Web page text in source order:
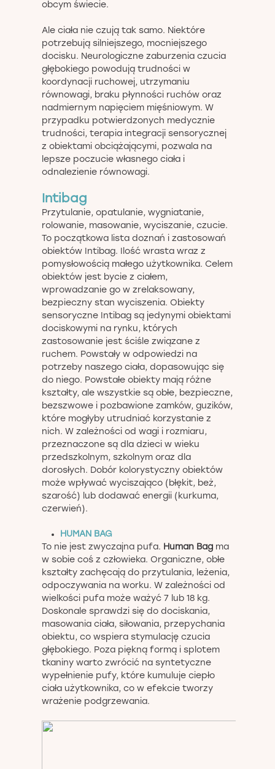
obcym świecie.
Ale ciała nie czują tak samo. Niektóre
potrzebują silniejszego, mocniejszego
docisku. Neurologiczne zaburzenia czucia
głębokiego powodują trudności w
koordynacji ruchowej, utrzymaniu
równowagi, braku płynności ruchów oraz
nadmiernym napięciem mięśniowym. W
przypadku potwierdzonych medycznie
trudności, terapia integracji sensorycznej
z obiektami obciążającymi, pozwala na
lepsze poczucie własnego ciała i
odnalezienie równowagi.
Intibag
Przytulanie, opatulanie, wygniatanie,
rolowanie, masowanie, wyciszanie, czucie.
To początkowa lista doznań i zastosowań
obiektów Intibag. Ilość wrasta wraz z
pomysłowością małego użytkownika. Celem
obiektów jest bycie z ciałem,
wprowadzanie go w zrelaksowany,
bezpieczny stan wyciszenia. Obiekty
sensoryczne Intibag są jedynymi obiektami
dociskowymi na rynku, których
zastosowanie jest ściśle związane z
ruchem. Powstały w odpowiedzi na
potrzeby naszego ciała, dopasowując się
do niego. Powstałe obiekty mają różne
kształty, ale wszystkie są obłe, bezpieczne,
bezszwowe i pozbawione zamków, guzików,
które mogłyby utrudniać korzystanie z
nich. W zależności od wagi i rozmiaru,
przeznaczone są dla dzieci w wieku
przedszkolnym, szkolnym oraz dla
dorosłych. Dobór kolorystyczny obiektów
może wpływać wyciszająco (błękit, beż,
szarość) lub dodawać energii (kurkuma,
czerwień).
HUMAN BAG
To nie jest zwyczajna pufa. Human Bag ma
w sobie coś z człowieka. Organiczne, obłe
kształty zachęcają do przytulania, leżenia,
odpoczywania na worku. W zależności od
wielkości pufa może ważyć 7 lub 18 kg.
Doskonale sprawdzi się do dociskania,
masowania ciała, siłowania, przepychania
obiektu, co wspiera stymulację czucia
głębokiego. Poza piękną formą i splotem
tkaniny warto zwrócić na syntetyczne
wypełnienie pufy, które kumuluje ciepło
ciała użytkownika, co w efekcie tworzy
wrażenie podgrzewania.